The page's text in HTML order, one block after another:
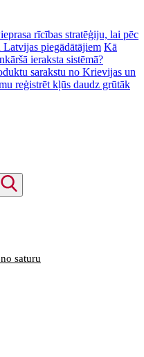
rīcības stratēģiju, lai pēc
piegādātājiem Kā
ieraksta sistēmā?
sarakstu no Krievijas un
reģistrēt kļūs daudz grūtāk
saturu